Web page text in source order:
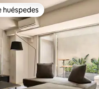
huéspedes más destacados
huéspedes